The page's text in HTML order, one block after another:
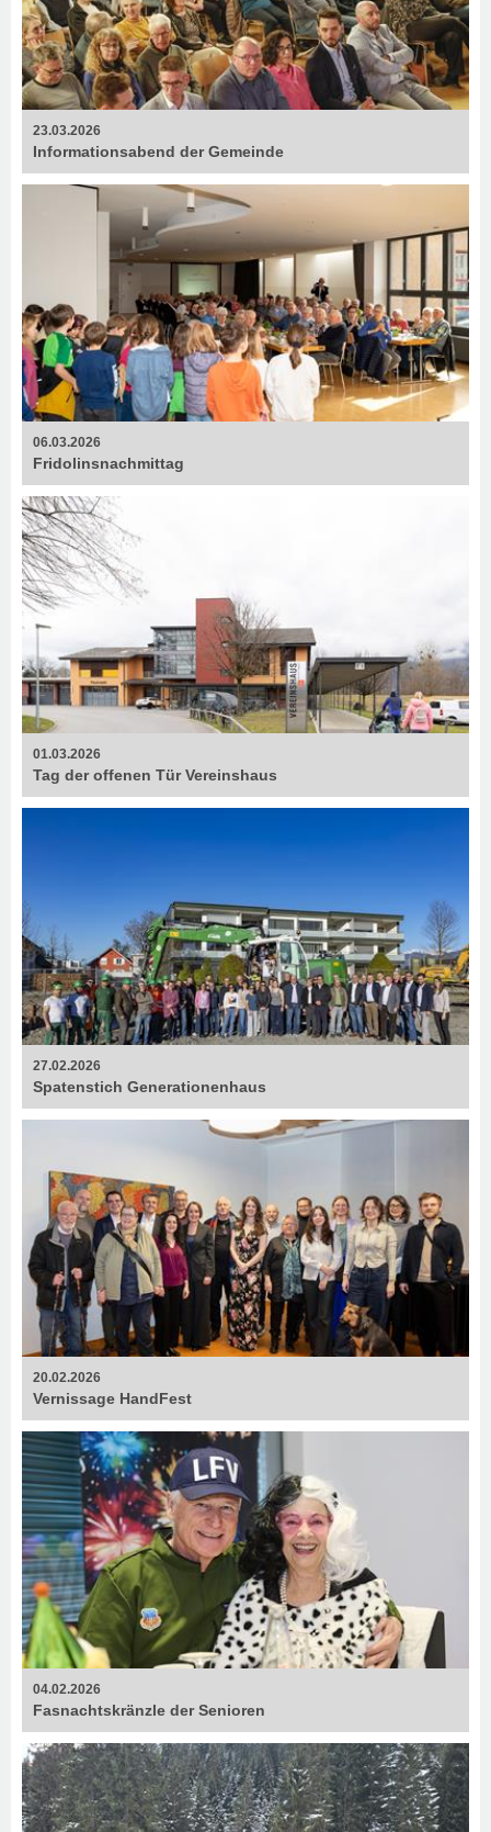
23.03.2026
Informationsabend der Gemeinde
06.03.2026
Fridolins­nachmittag
01.03.2026
Tag der offenen Tür Vereinshaus
27.02.2026
Spatenstich Generationenhaus
20.02.2026
Vernissage HandFest
04.02.2026
Fasnachtskränzle der Senioren